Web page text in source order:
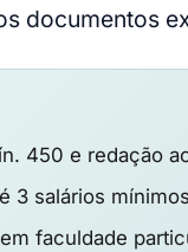
documentos
450 e redação
3 salários mínimos
faculdade